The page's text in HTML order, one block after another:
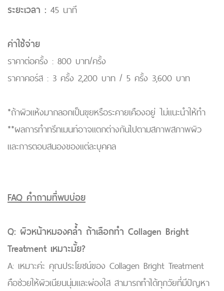
ระยะเวลา : 45 นาที
ค่าใช้จ่าย
ราคาต่อครั้ง : 800 บาท/ครั้ง
ราคาคอร์ส : 3 ครั้ง 2,200 บาท / 5 ครั้ง 3,600 บาท
*ถ้าผิวแห้งมากลอกเป็นขุยหรือระคายเคืองอยู่ ไม่แนะนำให้ทำ
**ผลการทำทรีทเมนท์อาจแตกต่างกันไปตามสภาพสภาพผิว
และการตอบสนองของแต่ละบุคคล
FAQ คำถามที่พบบ่อย
Q: ผิวหน้าหมองคล้ำ ถ้าเลือกทำ Collagen Bright
Treatment เหมาะมั้ย?
A: เหมาะค่ะ คุณประโยชน์ของ Collagen Bright Treatment
คือช่วยให้ผิวเนียนนุ่มและผ่องใส สามารถทำได้ทุกวัยที่มีปัญหา